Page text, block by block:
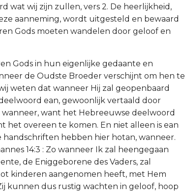
wat wij zijn zullen, vers 2. De heerlijkheid,
aanneming, wordt uitgesteld en bewaard
Gods moeten wandelen door geloof en
Gods in hun eigenlijke gedaante en
de Oudste Broeder verschijnt om hen te
weten dat wanneer Hij zal geopenbaard
ean, gewoonlijk vertaald door
want het Hebreeuwse deelwoord
het overeen te komen. En niet alleen is ean
hebben hier hotan, wanneer.
14:3 : Zo wanneer Ik zal heengegaan
de Eniggeborene des Vaders, zal
kinderen aangenomen heeft, met Hem
kunnen dus rustig wachten in geloof, hoop